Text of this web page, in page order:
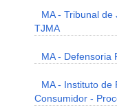
MA - Tribunal
TJMA
MA - Defensoria
MA - Instituto de
Consumidor -